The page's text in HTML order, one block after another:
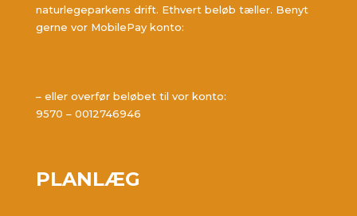
naturlegeparkens drift. Ethvert beløb tæller. Benyt
gerne vor MobilePay konto:
– eller overfør beløbet til vor konto:
9570 – 0012746946
PLANLÆG